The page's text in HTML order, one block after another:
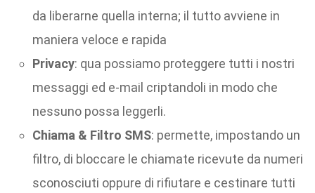
da liberarne quella interna; il tutto avviene in
maniera veloce e rapida
Privacy: qua possiamo proteggere tutti i nostri
messaggi ed e-mail criptandoli in modo che
nessuno possa leggerli.
Chiama & Filtro SMS: permette, impostando un
filtro, di bloccare le chiamate ricevute da numeri
sconosciuti oppure di rifiutare e cestinare tutti